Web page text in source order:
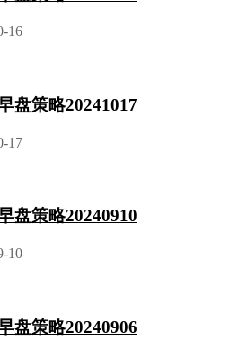
16
策略20241017
17
策略20240910
10
策略20240906